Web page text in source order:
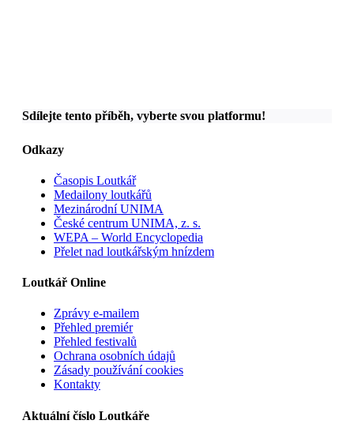
Sdílejte tento příběh, vyberte svou platformu!
Odkazy
Časopis Loutkář
Medailony loutkářů
Mezinárodní UNIMA
České centrum UNIMA, z. s.
WEPA – World Encyclopedia
Přelet nad loutkářským hnízdem
Loutkář Online
Zprávy e-mailem
Přehled premiér
Přehled festivalů
Ochrana osobních údajů
Zásady používání cookies
Kontakty
Aktuální číslo Loutkáře